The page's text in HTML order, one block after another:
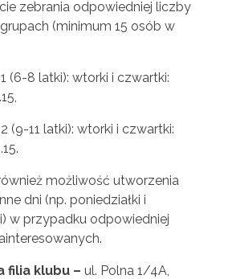
zebrania odpowiedniej liczby
(minimum 15 osób w
(6-8 latki): wtorki i czwartki:
(9-11 latki): wtorki i czwartki:
możliwość utworzenia
dni (np. poniedziałki i
w przypadku odpowiedniej
filia klubu – ul. Polna 1/4A,